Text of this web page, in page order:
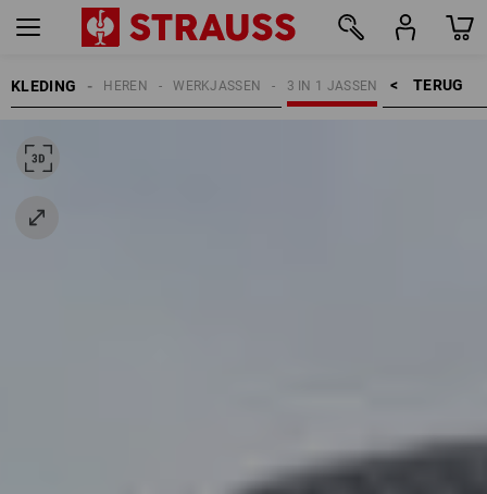
KLEDING TERUG    >
3 IN 1 JASSEN
WERKJASSEN
HEREN